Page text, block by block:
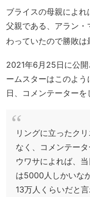
ブライスの母親によ
父親である、アラン
わっていたので勝敗
2021年6月25日に公
ームスターはこのよ
日、コメンテーターを
リングに立ったク
なく、コメンテー
ウワサによれば、
は5000人しかいな
13万人くらいだと